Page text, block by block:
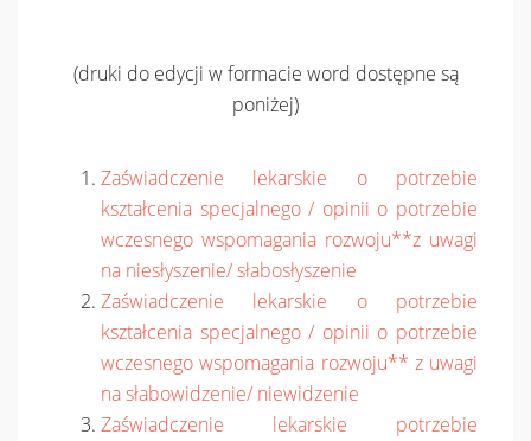
(druki do edycji w formacie word dostępne są
poniżej)
Zaświadczenie lekarskie o potrzebie
kształcenia specjalnego / opinii o potrzebie
wczesnego wspomagania rozwoju**z uwagi
na niesłyszenie/ słabosłyszenie
Zaświadczenie lekarskie o potrzebie
kształcenia specjalnego / opinii o potrzebie
wczesnego wspomagania rozwoju** z uwagi
na słabowidzenie/ niewidzenie
Zaświadczenie lekarskie potrzebie